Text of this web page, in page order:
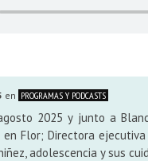
en PROGRAMAS Y PODCASTS
2025 y junto a
Flor; Directora
adolescencia y sus